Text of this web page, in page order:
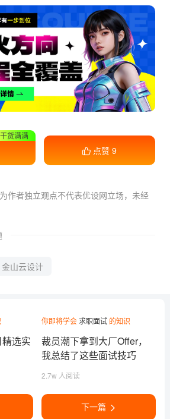
干货满满
点赞 9
作者独立观点不代表优设网立场， 未经
金山云设计
选实
你即将学会求职面试 的知识
裁员潮下拿到大厂Offer，
我总结了这些面试技巧
2.7w 人阅读
下一篇